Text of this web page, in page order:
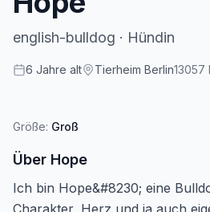
english-bulldog · Hündin
6 Jahre alt Tierheim Berlin13057
Größe: Groß
Über Hope
Ich bin Hope&#8230; eine
Charakter, Herz und ja auch